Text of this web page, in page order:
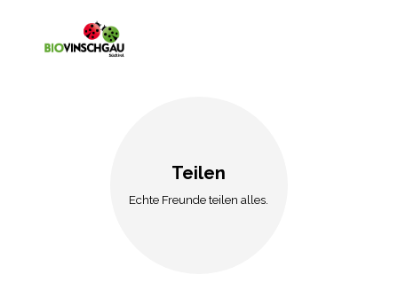
Teilen
Echte Freunde teilen alles.